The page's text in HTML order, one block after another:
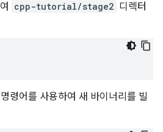
cpp-tutorial/stage2 디렉터
령어를 사용하여 새 바이너리를 빌